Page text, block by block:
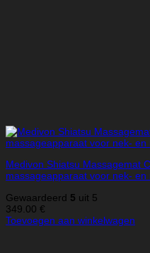
Medivon Shiatsu Massagemat
massageapparaat voor nek- en
Gewaardeerd 5 uit 5
349.00 €
Toevoegen aan winkelwagen